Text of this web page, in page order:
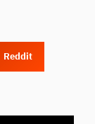
Reddit